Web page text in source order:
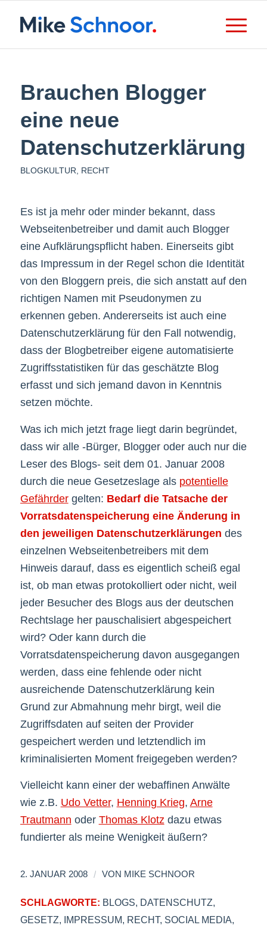
Brauchen Blogger
eine neue
Datenschutzerklärung?
BLOGKULTUR RECHT
Es ist ja mehr oder minder bekannt, dass
Webseitenbetreiber und damit auch Blogger
eine Aufklärungspflicht haben. Einerseits gibt
das Impressum in der Regel schon die Identität
von den Bloggern preis, die sich anstatt auf den
richtigen Namen mit Pseudonymen zu
erkennen geben. Andererseits ist auch eine
Datenschutzerklärung für den Fall notwendig,
dass der Blogbetreiber eigene automatisierte
Zugriffsstatistiken für das geschätzte Blog
erfasst und sich jemand davon in Kenntnis
setzen möchte.
Was ich mich jetzt frage liegt darin begründet,
dass wir alle -Bürger, Blogger oder auch nur die
Leser des Blogs- seit dem 01. Januar 2008
durch die neue Gesetzeslage als potentielle
Gefährdergelten: Bedarf die Tatsache der
Vorratsdatenspeicherung eine Änderung in
den jeweiligen Datenschutzerklärungen des
einzelnen Webseitenbetreibers mit dem
Hinweis darauf, dass es eigentlich scheiß egal
ist, ob man etwas protokolliert oder nicht, weil
jeder Besucher des Blogs aus der deutschen
Rechtslage her pauschalisiert abgespeichert
wird? Oder kann durch die
Vorratsdatenspeicherung davon ausgegangen
werden, dass eine fehlende oder nicht
ausreichende Datenschutzerklärung kein
Grund zur Abmahnung mehr birgt, weil die
Zugriffsdaten auf seiten der Provider
gespeichert werden und letztendlich im
kriminalisierten Moment freigegeben werden?
Vielleicht kann einer der webaffinen Anwälte
wie z.B. Udo Vetter, Henning Krieg, Arne
Trautmann oder Thomas Klotz dazu etwas
fundierter als meine Wenigkeit äußern?
2. JANUAR 2008 / VON MIKE SCHNOOR
SCHLAGWORTE: BLOGS, DATENSCHUTZ,
GESETZ, IMPRESSUM, RECHT, SOCIAL MEDIA,